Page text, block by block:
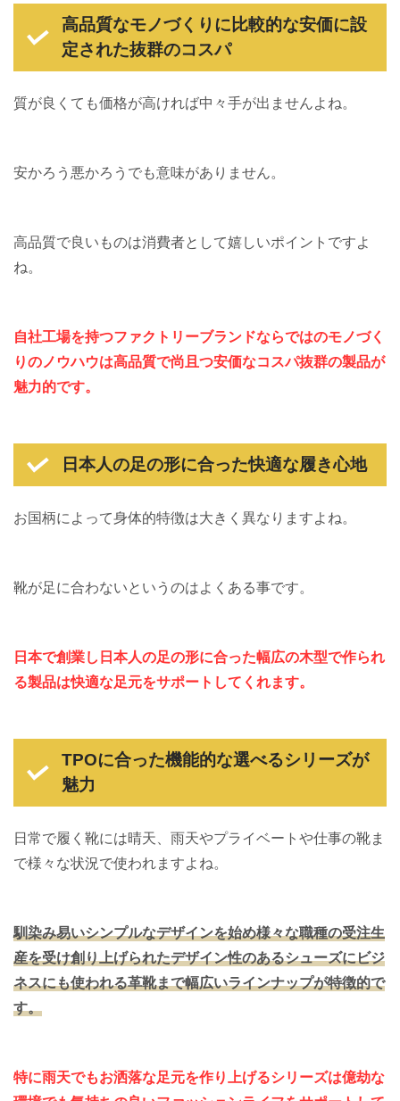
高品質なモノづくりに比較的な安価に設
定された抜群のコスパ
質が良くても価格が高ければ中々手が出ませんよね。
安かろう悪かろうでも意味がありません。
高品質で良いものは消費者として嬉しいポイントですよ
ね。
自社工場を持つファクトリーブランドならではのモノづく
りのノウハウは高品質で尚且つ安価なコスパ抜群の製品が
魅力的です。
日本人の足の形に合った快適な履き心地
お国柄によって身体的特徴は大きく異なりますよね。
靴が足に合わないというのはよくある事です。
日本で創業し日本人の足の形に合った幅広の木型で作られ
る製品は快適な足元をサポートしてくれます。
TPOに合った機能的な選べるシリーズが
魅力
日常で履く靴には晴天、雨天やプライベートや仕事の靴ま
で様々な状況で使われますよね。
馴染み易いシンプルなデザインを始め様々な職種の受注生
産を受け創り上げられたデザイン性のあるシューズにビジ
ネスにも使われる革靴まで幅広いラインナップが特徴的で
す。
特に雨天でもお洒落な足元を作り上げるシリーズは億劫な